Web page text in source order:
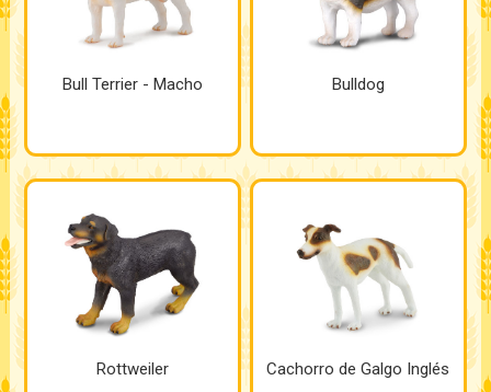
Bull Terrier - Macho Bulldog
Rottweiler Cachorro de Galgo Inglés